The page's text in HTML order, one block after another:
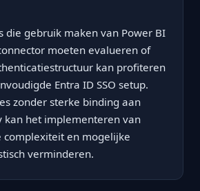
die gebruik maken van Power BI
moeten evalueren of
kan profiteren
Entra ID SSO setup.
zonder sterke binding aan
kan het implementeren van
complexiteit en mogelijke
verminderen.